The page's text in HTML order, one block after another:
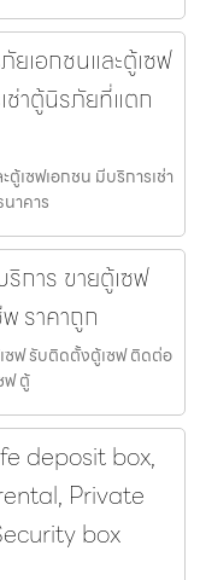
เอกชนและตู้เซฟ
ช่าตู้นิรภัยที่แตก
เซฟเอกชน มีบริการเช่า
าคาร
การ ขายตู้เซฟ
ราคาถูก
ซฟ รับติดตั้งตู้เซฟ ติดต่อ
ฟ ตู้
deposit box,
Private
box